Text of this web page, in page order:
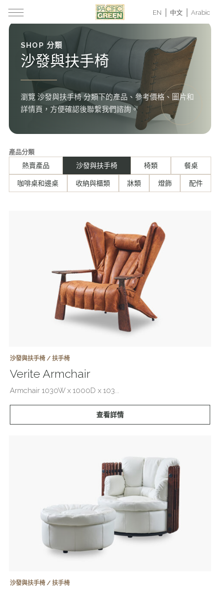
EN 中文 Arabic
SHOP 分類
沙發與扶手椅
瀏覽 沙發與扶手椅 分類下的產品、參考價格、圖片和
詳情頁，方便確認後聯繫我們諮詢。
產品分類
熱賣產品 沙發與扶手椅 椅類 餐桌
咖啡桌和邊桌 收納與櫃類 牀類 燈飾 配件
沙發與扶手椅 / 扶手椅
Verite Armchair
Armchair 1030W x 1000D x 103...
查看詳情
沙發與扶手椅 / 扶手椅